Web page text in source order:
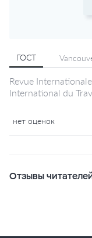
ГОСТ
Revue
International du
нет оценок
Отзывы